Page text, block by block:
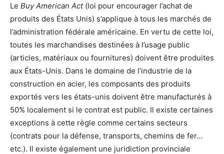
Le Buy American Act (loi pour encourager l’achat de
produits des États Unis) s’applique à tous les marchés de
l’administration fédérale américaine. En vertu de cette loi,
toutes les marchandises destinées à l’usage public
(articles, matériaux ou fournitures) doivent être produites
aux États-Unis. Dans le domaine de l’industrie de la
construction en acier, les composants des produits
exportés vers les états-unis doivent être manufacturés à
50% localement si le contrat est public. Il existe certaines
exceptions à cette règle comme certains secteurs
(contrats pour la défense, transports, chemins de fer…
etc.). Il existe également une juridiction provinciale